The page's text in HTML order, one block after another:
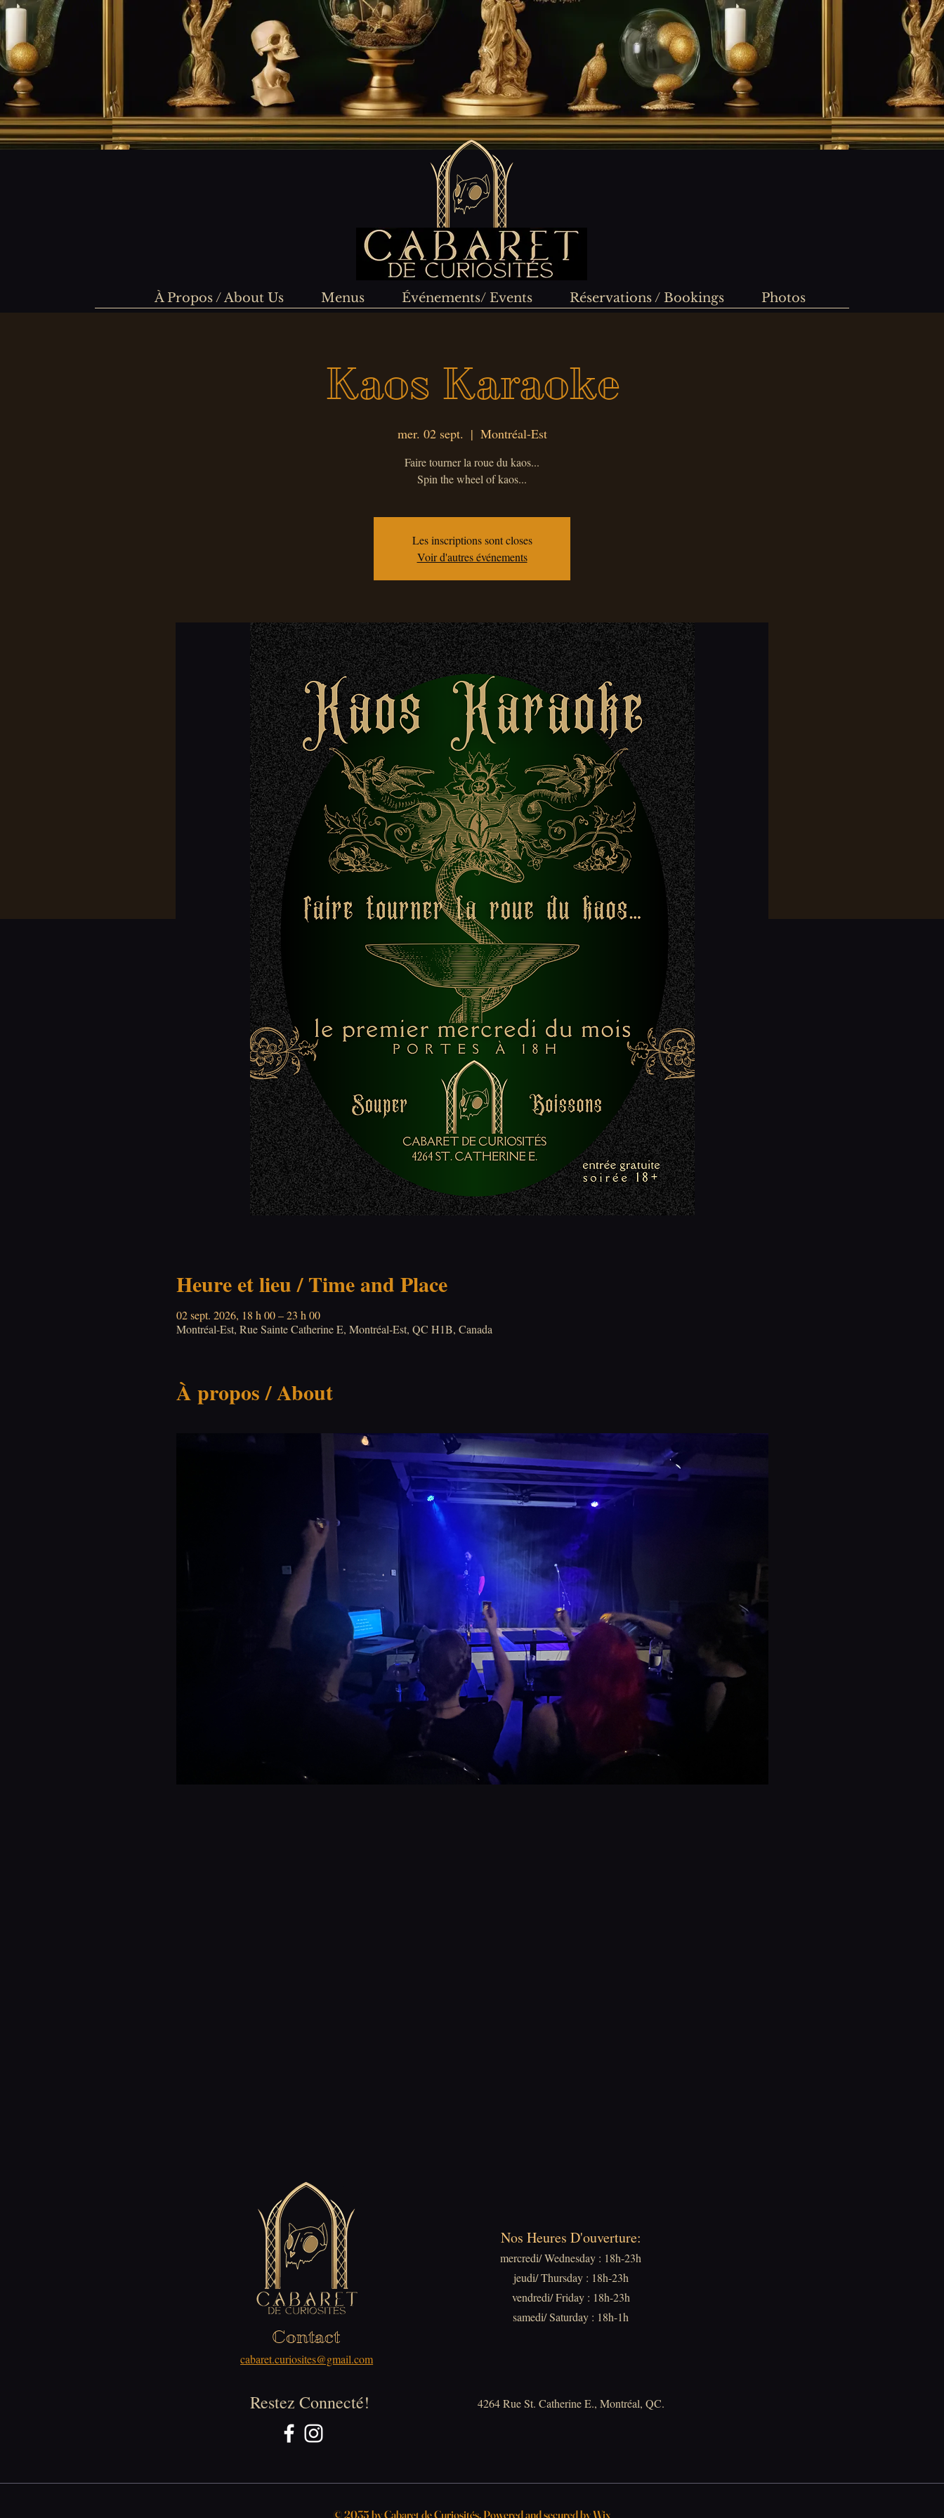
À Propos / About Us Menus Événements/ Events Réservations / Bookings Photos
Kaos Karaoke
mer. 02 sept.
  |
Montréal-Est
Faire tourner la roue du kaos...
Spin the wheel of kaos...
Les inscriptions sont closes
Voir d'autres événements
Heure et lieu / Time and Place
02 sept. 2026, 18 h 00 – 23 h 00
Montréal-Est, Rue Sainte Catherine E, Montréal-Est, QC H1B, Canada
À propos / About
Contact
cabaret.curiosites@gmail.com
Restez Connecté!
Nos Heures D'ouverture:
mercredi/ Wednesday : 18h-23h
jeudi/ Thursday : 18h-23h
vendredi/ Friday : 18h-23h
samedi/ Saturday : 18h-1h
4264 Rue St. Catherine E., Montréal, QC.
© 2035 by Cabaret de Curiosités. Powered and secured byWix